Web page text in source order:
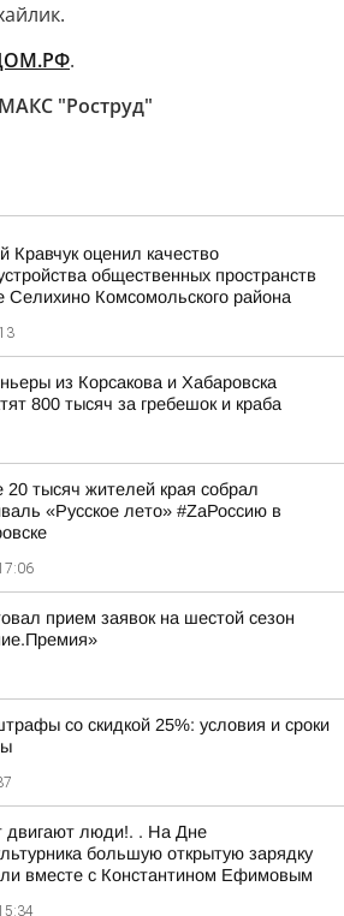
.
"Роструд"
Кравчук оценил качество
общественных пространств
Селихино Комсомольского района
из Корсакова и Хабаровска
800 тысяч за гребешок и краба
20 тысяч жителей края собрал
«Русское лето» #ZaРоссию в
прием заявок на шестой сезон
со скидкой 25%: условия и сроки
двигают люди!. . На Дне
большую открытую зарядку
вместе с Константином Ефимовым